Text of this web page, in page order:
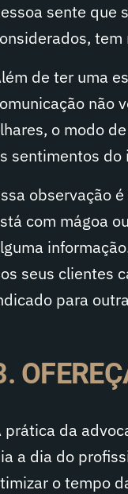
sente que
de ter uma
não
o modo
sentimentos do
observação
com mágoa
seus clientes
para
prática da
a dia do
o tempo